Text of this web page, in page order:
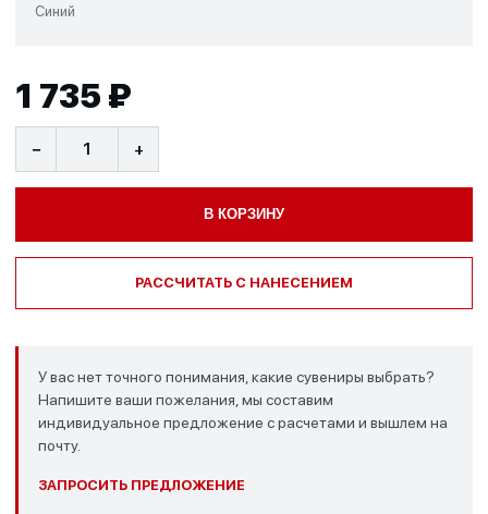
Синий
1 735 ₽
− +
В КОРЗИНУ
РАССЧИТАТЬ С НАНЕСЕНИЕМ
У вас нет точного понимания, какие сувениры выбрать?
Напишите ваши пожелания, мы составим
индивидуальное предложение с расчетами и вышлем на
почту.
ЗАПРОСИТЬ ПРЕДЛОЖЕНИЕ